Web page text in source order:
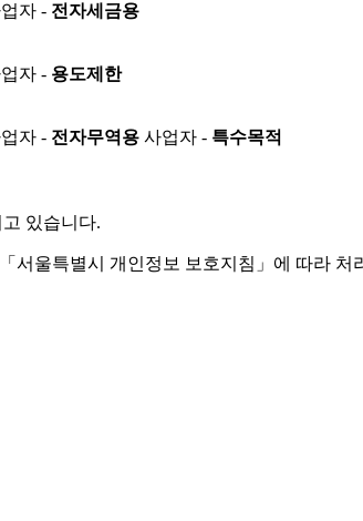
자 - 전자세금용
자 - 용도제한
자 - 전자무역용 사업자 - 특수목적
있습니다.
울특별시 개인정보 보호지침」에 따라 처